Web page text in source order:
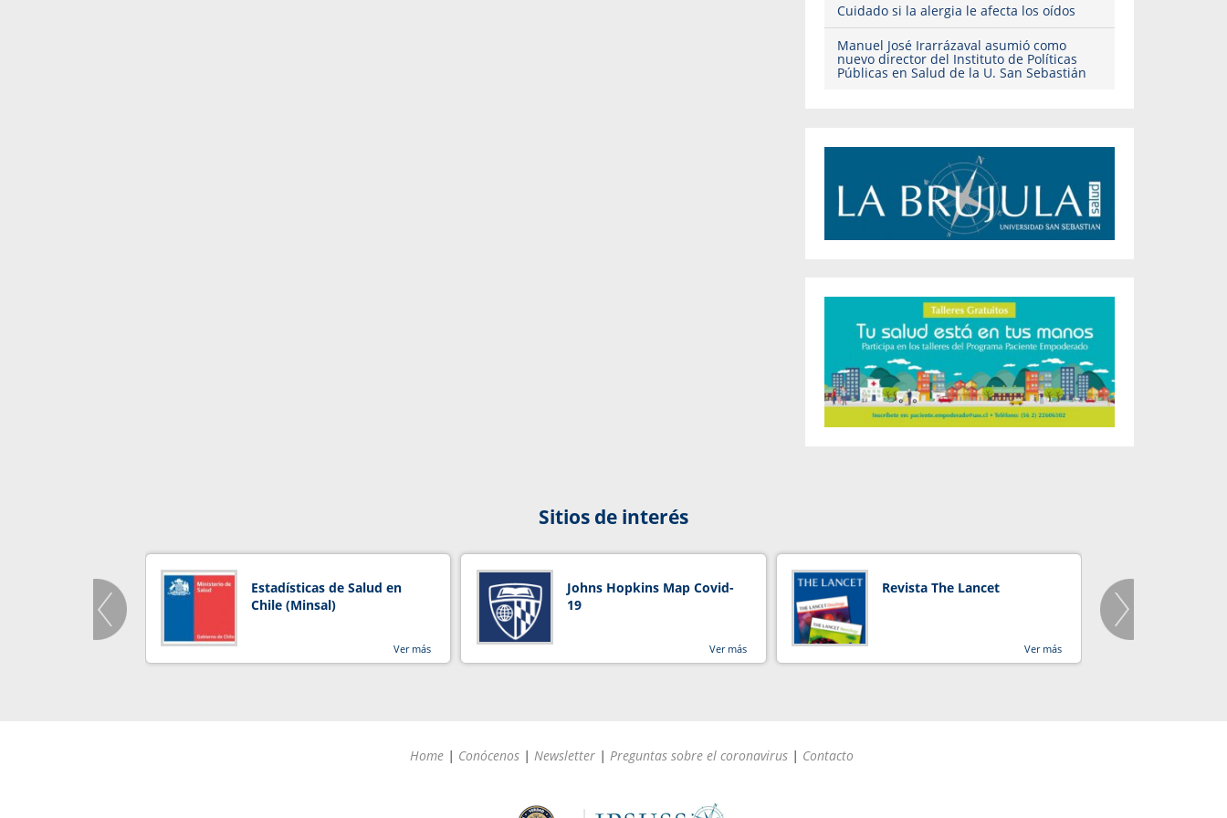
Cuidado si la alergia le afecta los oídos
Manuel José Irarrázaval asumió como
nuevo director del Instituto de Políticas
Públicas en Salud de la U. San Sebastián
Sitios de interés
Estadísticas de Salud en
Chile (Minsal)
Ver más
Johns Hopkins Map Covid-
19
Ver más
Revista The Lancet
Ver más
Home | Conócenos | Newsletter | Preguntas sobre el coronavirus | Contacto